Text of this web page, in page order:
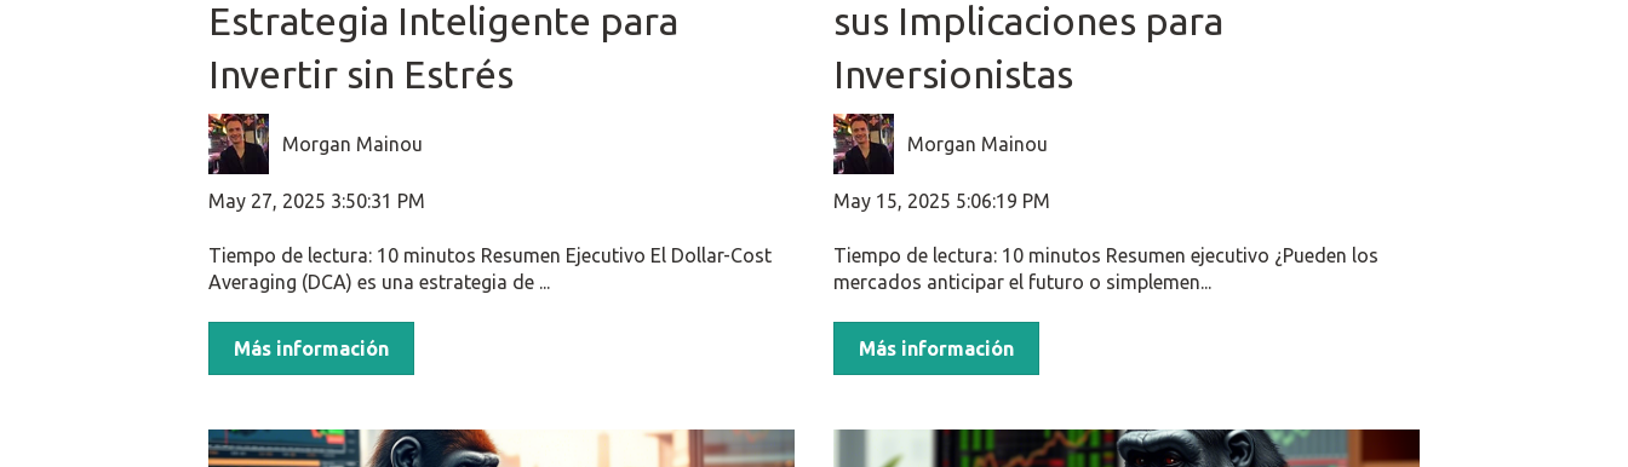
Estrategia Inteligente para
Invertir sin Estrés
Morgan Mainou
May 27, 2025 3:50:31 PM
Tiempo de lectura: 10 minutos Resumen Ejecutivo El Dollar-Cost
Averaging (DCA) es una estrategia de ...
Más información
sus Implicaciones para
Inversionistas
Morgan Mainou
May 15, 2025 5:06:19 PM
Tiempo de lectura: 10 minutos Resumen ejecutivo ¿Pueden los
mercados anticipar el futuro o simplemen...
Más información